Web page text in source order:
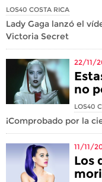
LOS40 COSTA RICA
Lady Gaga lanzó el
Victoria Secret
22/11/
no
LOS40
¡Comprobado por la
11/11/
Los